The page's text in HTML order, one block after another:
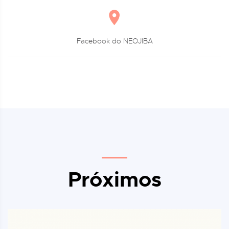
Facebook do NEOJIBA
Próximos